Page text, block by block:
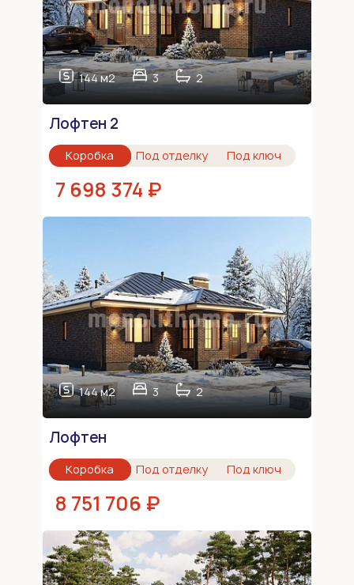
144 м2 3 2
Лофтен 2
Коробка Под отделку Под ключ
7 698 374 ₽
144 м2 3 2
Лофтен
Коробка Под отделку Под ключ
8 751 706 ₽